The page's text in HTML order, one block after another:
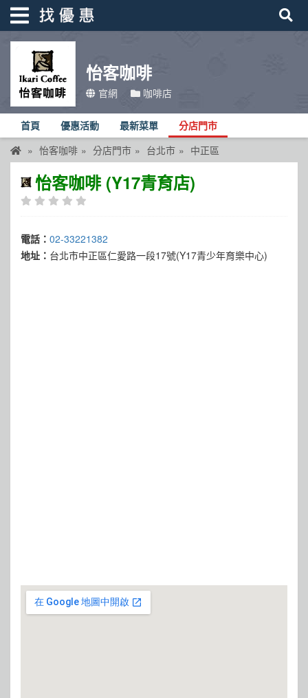
怡客咖啡
官網 咖啡店
首頁 優惠活動 最新菜單 分店門市
怡客咖啡 分店門市 台北市 中正區
怡客咖啡 (Y17青育店)
電話： 02-33221382
地址： 台北市中正區仁愛路一段17號(Y17青少年育樂中心)
找優惠
首頁
優惠活動
折價卷
線上DM
品牌總覽